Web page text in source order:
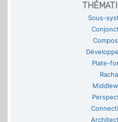
Sous-
Plate-